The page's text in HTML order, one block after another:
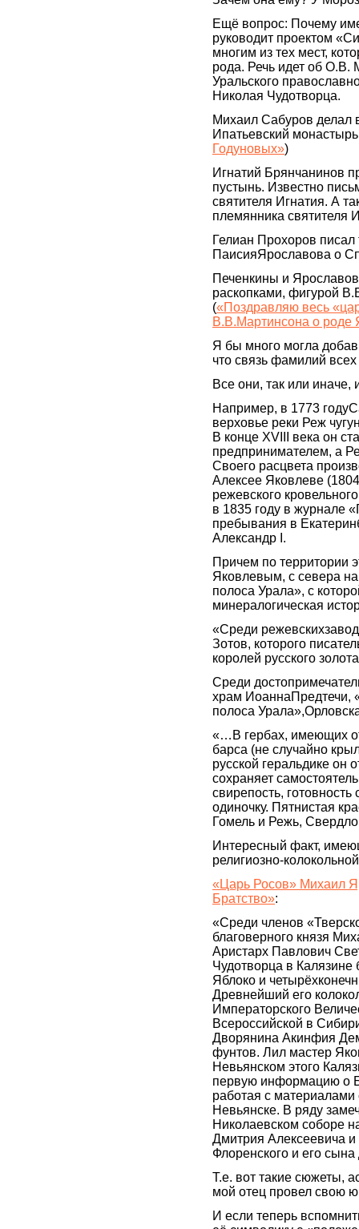
Ещё вопрос: Почему
руководит проектом
многим из тех мест,
рода. Речь идет об О.В.
Уральского
Николая Чудотворца.
Михаил Сабуров делал
Ипатьевский
Годуновых»)
Игнатий Брянчанинов
пустынь. Известно
святителя Игнатия. А
племянника святителя
Гелиан Прохоров
ПаисияЯрославова о
Печенкины и
раскопками, фигурой
(«Поздравляю весь
В.В.Мартинсона о роде
Я бы много могла
что связь фамилий
Все они, так или иначе,
Например, в 1773
верховье реки Реж
В конце XVIII века он
предпринимателем, а
Своего расцвета
Алексее Яковлеве
режевского
в 1835 году в журнале
пребывания в
Александр I.
Причем по территории
Яковлевым, с севера
полоса Урала», с
минералогическая
«Среди
Зотов, которого
королей русского
Среди
храм ИоаннаПредтечи,
полоса
«…В гербах, имеющих
барса (не случайно
русской геральдике он
сохраняет
свирепость,
одиночку. Пятнистая
Гомель и Режь,
Интересный факт,
религиозно-
«Царь Росов» Михаил
Братство»:
«Среди членов
благоверного князя
Аристарх Павлович
Чудотворца в Калязине
Яблоко и
Древнейший его
Императорского
Всероссийской в
Дворянина Акинфия
фунтов. Лил мастер
Невьянском этого
первую информацию о
работая с
Невьянске. В ряду
Николаевском соборе
Дмитрия Алексеевича
Флоренского и его
Т.е. вот такие сюжеты,
мой отец провел свою
И если теперь